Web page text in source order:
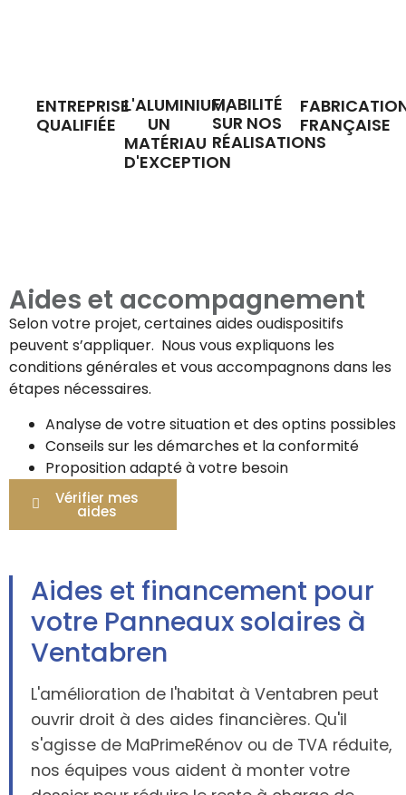
ENTREPRISE
QUALIFIÉE
L'ALUMINIUM,
UN
MATÉRIAU
D'EXCEPTION
FIABILITÉ
SUR NOS
RÉALISATIONS
FRANÇAISE
Aides et accompagnement
Selon votre projet, certaines aides oudispositifs
peuvent s’appliquer. Nous vous expliquons les
conditions générales et vous accompagnons dans les
étapes nécessaires.
Analyse de votre situation et des optins possibles
Conseils sur les démarches et la conformité
Proposition adapté à votre besoin
Vérifier mes
aides
Aides et financement pour
votre Panneaux solaires à
Ventabren
L'amélioration de l'habitat à Ventabren peut
ouvrir droit à des aides financières. Qu'il
s'agisse de MaPrimeRénov ou de TVA réduite,
nos équipes vous aident à monter votre